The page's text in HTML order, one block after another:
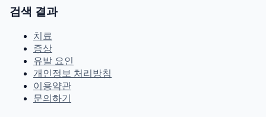
검색 결과
치료
증상
유발 요인
개인정보 처리방침
이용약관
문의하기